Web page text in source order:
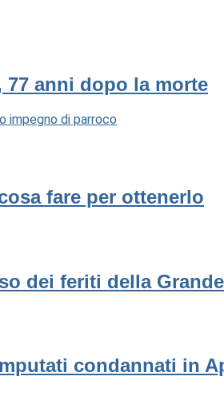
anni dopo la morte
impegno di parroco
fare per ottenerlo
dei feriti della
condannati in